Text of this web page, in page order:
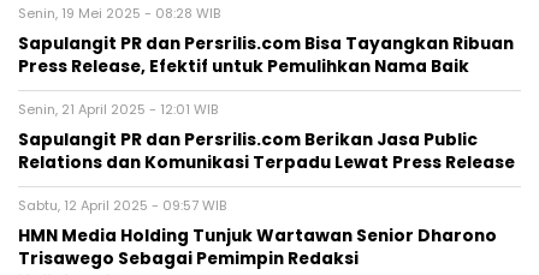
Pers Rilis
MONDEVITA MENGAKUISISI SAHAM
MAYORITAS DI UNDERSCORE DISTRICT,
PERUSAHAAN INDUK MAGLIANO,
SEBAGAI LANGKAH KEDUA DALAM
MEMBANGUN PLATFORM MEREK MEWAH ITALIA BARU
Jumat, 7 Agu 2026 - 09:32 WIB
Pers Rilis
HIKSEMI Tampilkan Solusi